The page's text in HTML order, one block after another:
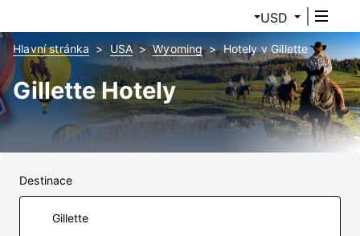
USD
Hlavní stránka USA Wyoming Hotely v Gillette
Gillette Hotely
Destinace